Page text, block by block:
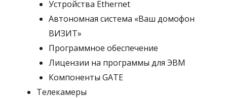
Устройства Ethernet
Автономная система «Ваш домофон
ВИЗИТ»
Программное обеспечение
Лицензии на программы для ЭВМ
Компоненты GATE
Телекамеры